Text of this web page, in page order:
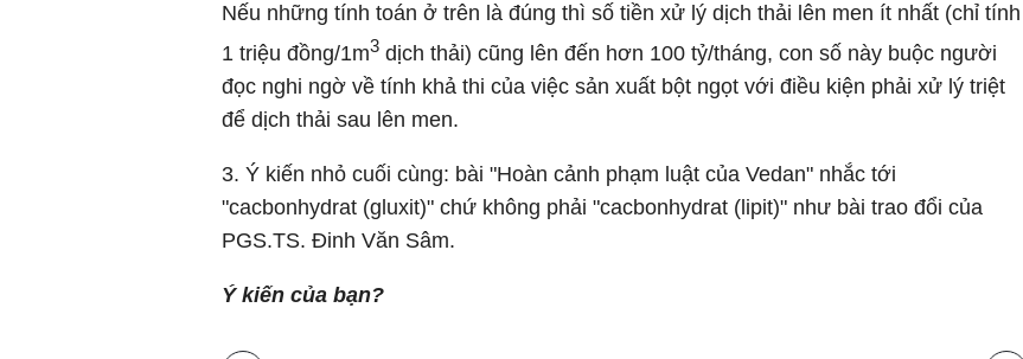
Nếu những tính toán ở trên là đúng thì số tiền xử lý dịch thải lên men ít nhất (chỉ tính
1 triệu đồng/1m3 dịch thải) cũng lên đến hơn 100 tỷ/tháng, con số này buộc người
đọc nghi ngờ về tính khả thi của việc sản xuất bột ngọt với điều kiện phải xử lý triệt
để dịch thải sau lên men.
3. Ý kiến nhỏ cuối cùng: bài "Hoàn cảnh phạm luật của Vedan" nhắc tới
"cacbonhydrat (gluxit)" chứ không phải "cacbonhydrat (lipit)" như bài trao đổi của
PGS.TS. Đinh Văn Sâm.
Ý kiến của bạn?